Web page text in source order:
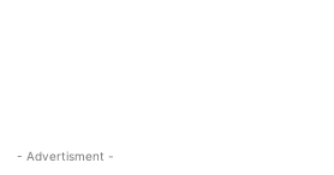
- Advertisment -